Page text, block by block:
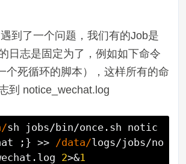
了一个问题，我们有的Job是
日志是固定为了，例如如下命令
个死循环的脚本），这样所有的命
到 notice_wechat.log
sh jobs/bin/once . sh notic
;} >> /data/logs/jobs/no
. log 2>&1